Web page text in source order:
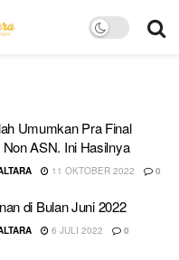
Umumkan Pra Final
ASN. Ini Hasilnya
11 OKTOBER 2022 0
di Bulan Juni 2022
6 JULI 2022 0